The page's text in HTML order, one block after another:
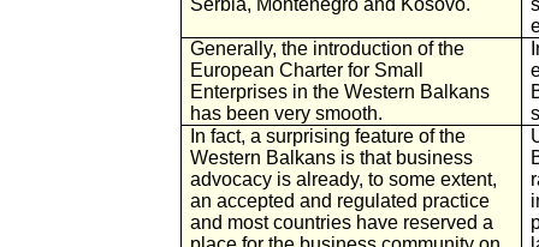
Serbia, Montenegro and Kosovo.
Generally, the introduction of the
European Charter for Small
Enterprises in the Western Balkans
has been very smooth.
In fact, a surprising feature of the
Western Balkans is that business
advocacy is already, to some extent,
an accepted and regulated practice
and most countries have reserved a